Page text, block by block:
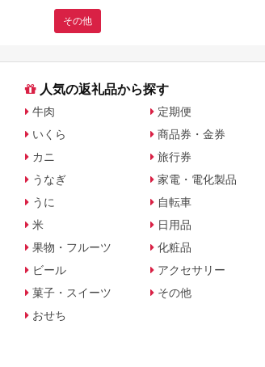
その他
人気の返礼品から探す
牛肉
いくら
カニ
うなぎ
うに
米
果物・フルーツ
ビール
菓子・スイーツ
おせち
定期便
商品券・金券
旅行券
家電・電化製品
自転車
日用品
化粧品
アクセサリー
その他